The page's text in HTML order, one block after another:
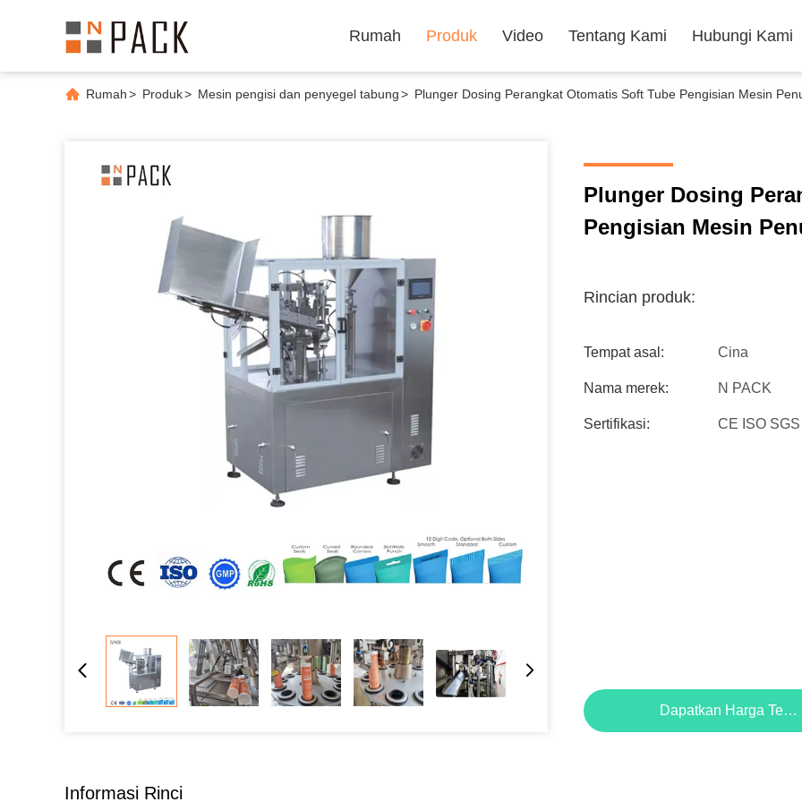
Rumah Produk Video Tentang Kami Hubungi Kami
Rumah> Produk> Mesin pengisi dan penyegel tabung> Plunger Dosing Perangkat Otomatis Soft Tube Pengisian Mesin
Plunger Dosing
Pengisian Mesin
Rincian produk:
Tempat asal: Cina
Nama merek: N PACK
Sertifikasi: CE ISO SGS
Dapatkan Harga
Informasi Rinci